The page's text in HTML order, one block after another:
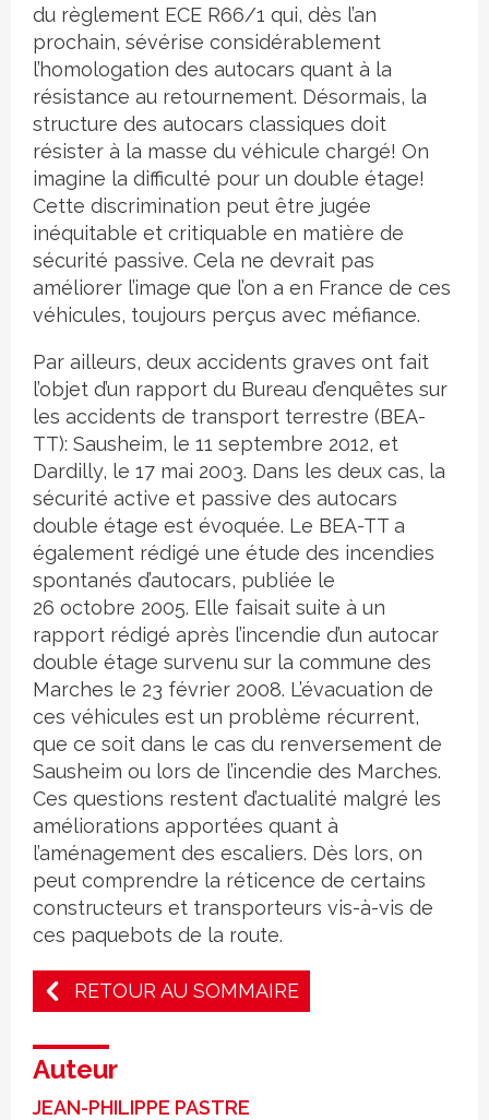
du règlement ECE R66/1 qui, dès l’an
prochain, sévérise considérablement
l’homologation des autocars quant à la
résistance au retournement. Désormais, la
structure des autocars classiques doit
résister à la masse du véhicule chargé! On
imagine la difficulté pour un double étage!
Cette discrimination peut être jugée
inéquitable et critiquable en matière de
sécurité passive. Cela ne devrait pas
améliorer l’image que l’on a en France de ces
véhicules, toujours perçus avec méfiance.
Par ailleurs, deux accidents graves ont fait
l’objet d’un rapport du Bureau d’enquêtes sur
les accidents de transport terrestre (BEA-
TT): Sausheim, le 11 septembre 2012, et
Dardilly, le 17 mai 2003. Dans les deux cas, la
sécurité active et passive des autocars
double étage est évoquée. Le BEA-TT a
également rédigé une étude des incendies
spontanés d’autocars, publiée le
26 octobre 2005. Elle faisait suite à un
rapport rédigé après l’incendie d’un autocar
double étage survenu sur la commune des
Marches le 23 février 2008. L’évacuation de
ces véhicules est un problème récurrent,
que ce soit dans le cas du renversement de
Sausheim ou lors de l’incendie des Marches.
Ces questions restent d’actualité malgré les
améliorations apportées quant à
l’aménagement des escaliers. Dès lors, on
peut comprendre la réticence de certains
constructeurs et transporteurs vis-à-vis de
ces paquebots de la route.
RETOUR AU SOMMAIRE
Auteur
JEAN-PHILIPPE PASTRE